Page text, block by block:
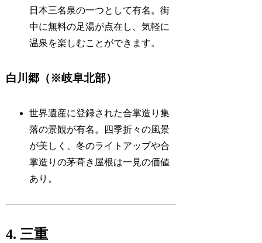
日本三名泉の一つとして有名。街
中に無料の足湯が点在し、気軽に
温泉を楽しむことができます。
白川郷（※岐阜北部）
世界遺産に登録された合掌造り集
落の景観が有名。四季折々の風景
が美しく、冬のライトアップや合
掌造りの茅葺き屋根は一見の価値
あり。
4. 三重